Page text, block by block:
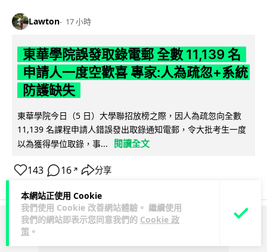
本網站正使用 Cookie
我們使用 Cookie 改善網站體驗。 繼續使用
我們的網站即表示您同意我們的 Cookie 政
策 。
Lawton 17 小時
東華學院誤發取錄電郵 全數 11,139 名
申請人一度空歡喜 專家:人為疏忽+系統
防護缺失
東華學院今日（5 日）大學聯招放榜之際，因人為疏忽向全數
11,139 名課程申請人錯誤發出取錄通知電郵，令大批考生一度
以為獲得學位取錄，事...
閱讀全文
143 16 ↗ 分享